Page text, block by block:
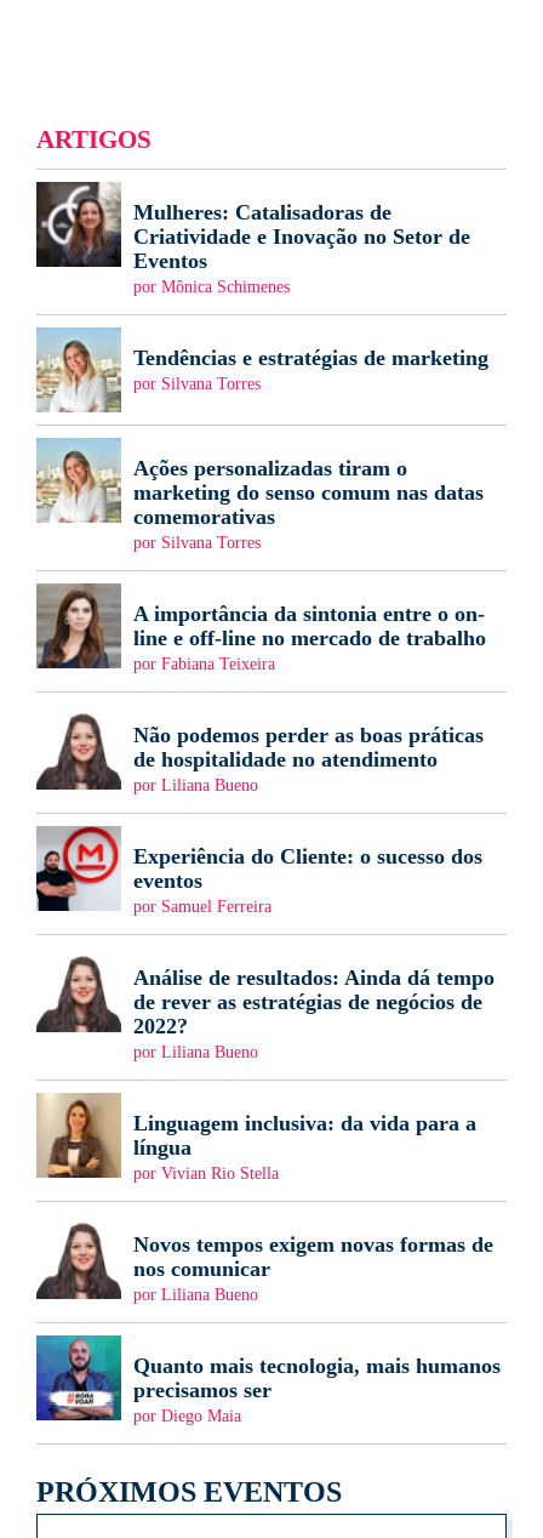
ARTIGOS
Mulheres: Catalisadoras de
Criatividade e Inovação no Setor de
Eventos
por Mônica Schimenes
Tendências e estratégias de marketing
por Silvana Torres
Ações personalizadas tiram o
marketing do senso comum nas datas
comemorativas
por Silvana Torres
A importância da sintonia entre o on-
line e off-line no mercado de trabalho
por Fabiana Teixeira
Não podemos perder as boas práticas
de hospitalidade no atendimento
por Liliana Bueno
Experiência do Cliente: o sucesso dos
eventos
por Samuel Ferreira
Análise de resultados: Ainda dá tempo
de rever as estratégias de negócios de
2022?
por Liliana Bueno
Linguagem inclusiva: da vida para a
língua
por Vivian Rio Stella
Novos tempos exigem novas formas de
nos comunicar
por Liliana Bueno
Quanto mais tecnologia, mais humanos
precisamos ser
por Diego Maia
PRÓXIMOS EVENTOS